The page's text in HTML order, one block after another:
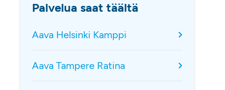
Palvelua saat täältä
Aava Helsinki Kamppi
Aava Tampere Ratina